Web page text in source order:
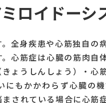
ロイドーシ
全身疾患や心筋独自の
心筋症は心臓の筋肉自
ょうしんしょう）・心
にもかかわらず心臓の
されている場合に心筋